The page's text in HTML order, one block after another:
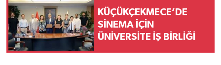
KÜÇÜKÇEKMECE’DE
SİNEMA İÇİN
ÜNİVERSİTE İŞ BİRLİĞİ